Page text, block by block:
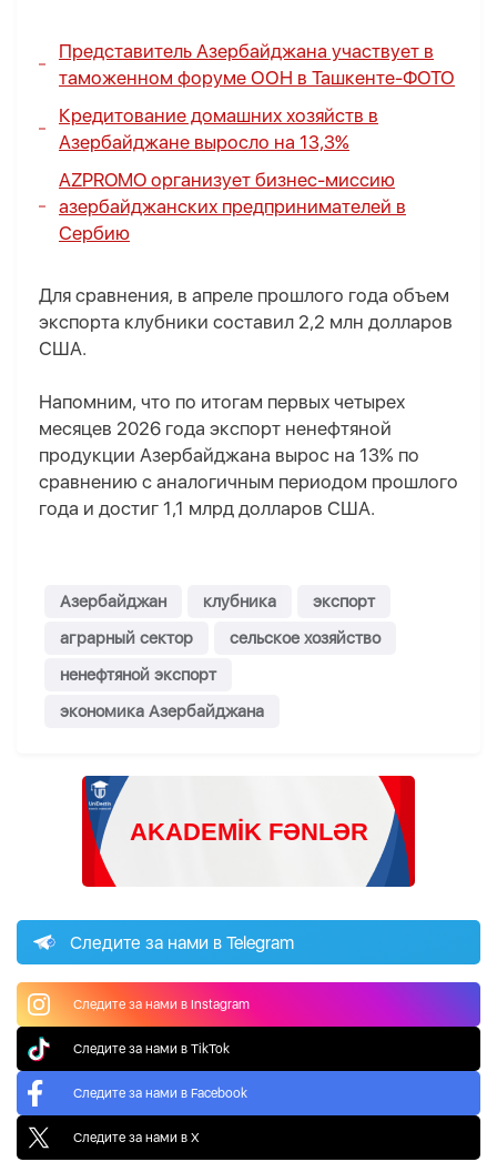
Представитель Азербайджана участвует в
таможенном форуме ООН в Ташкенте-ФОТО
Кредитование домашних хозяйств в
Азербайджане выросло на 13,3%
AZPROMO организует бизнес-миссию
азербайджанских предпринимателей в
Сербию
Для сравнения, в апреле прошлого года объем
экспорта клубники составил 2,2 млн долларов
США.
Напомним, что по итогам первых четырех
месяцев 2026 года экспорт ненефтяной
продукции Азербайджана вырос на 13% по
сравнению с аналогичным периодом прошлого
года и достиг 1,1 млрд долларов США.
Азербайджан клубника
экспорт
аграрный сектор
сельское хозяйство
ненефтяной экспорт
экономика Азербайджана
Следите за нами в Telegram
Следите за нами в Instagram
Следите за нами в TikTok
Следите за нами в Facebook
Следите за нами в X